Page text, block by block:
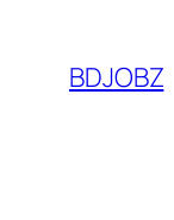
content
BDJOBZ